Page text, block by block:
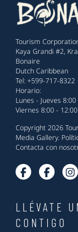
Tourism
Kaya Grandi #2,
Bonaire
Dutch Caribbean
Tel: +599-717-8322
Horario:
Lunes - Jueves
Viernes 8:00 - 12:00
Copyright 2026
Media Gallery.
Contacta con
LLÉVATE
CONTIGO